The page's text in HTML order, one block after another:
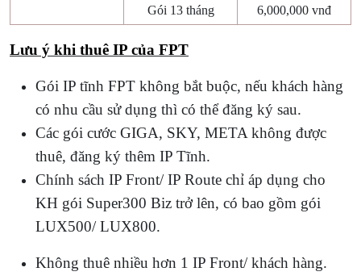
Gói 13 tháng 6,000,000 vnđ
Lưu ý khi thuê IP của FPT
Gói IP tĩnh FPT không bắt buộc, nếu khách hàng
có nhu cầu sử dụng thì có thể đăng ký sau.
Các gói cước GIGA, SKY, META không được
thuê, đăng ký thêm IP Tĩnh.
Chính sách IP Front/ IP Route chỉ áp dụng cho
KH gói Super300 Biz trở lên, có bao gồm gói
LUX500/ LUX800.
Không thuê nhiều hơn 1 IP Front/ khách hàng.